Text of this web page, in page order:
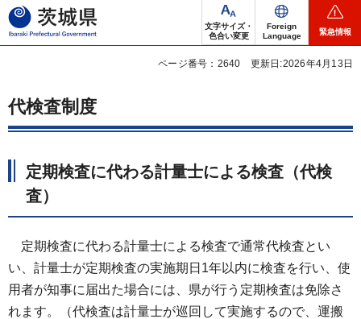
茨城県
文字サイズ・
色合い変更
Foreign
Language
緊急情報
ページ番号：2640 更新日:2026年4月13日
代検査制度
定期検査に代わる計量士による検査（代検
査）
定期検査に代わる計量士による検査で通常代検査とい
い、計量士が定期検査の実施期日1年以内に検査を行い、使
用者が知事に届出た場合には、県が行う定期検査は免除さ
れます。（代検査は計量士が巡回して実施するので、運搬